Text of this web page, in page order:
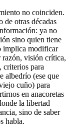
no coinciden.
de otras décadas
ya no
sino quien tiene
implica modificar
razón, visión crítica,
criterios para
albedrío (ese que
cuño) para
en anacoretas
la libertad
sino de saber
habla.